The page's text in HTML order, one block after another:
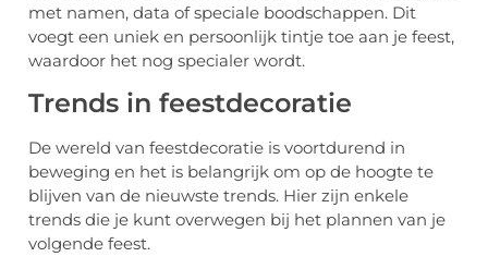
met namen, data of speciale boodschappen. Dit
voegt een uniek en persoonlijk tintje toe aan je feest,
waardoor het nog specialer wordt.
Trends in feestdecoratie
De wereld van feestdecoratie is voortdurend in
beweging en het is belangrijk om op de hoogte te
blijven van de nieuwste trends. Hier zijn enkele
trends die je kunt overwegen bij het plannen van je
volgende feest.